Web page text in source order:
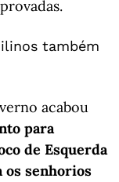
também
acabou
para
de Esquerda
os senhorios